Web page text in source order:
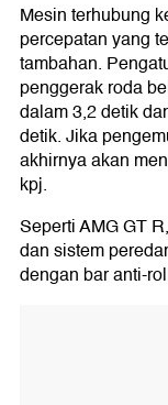
Mesin terhubung
percepatan yang
tambahan.
penggerak roda
dalam 3,2 detik
detik. Jika
akhirnya akan
kpj.
Seperti AMG GT
dan sistem
dengan bar anti-